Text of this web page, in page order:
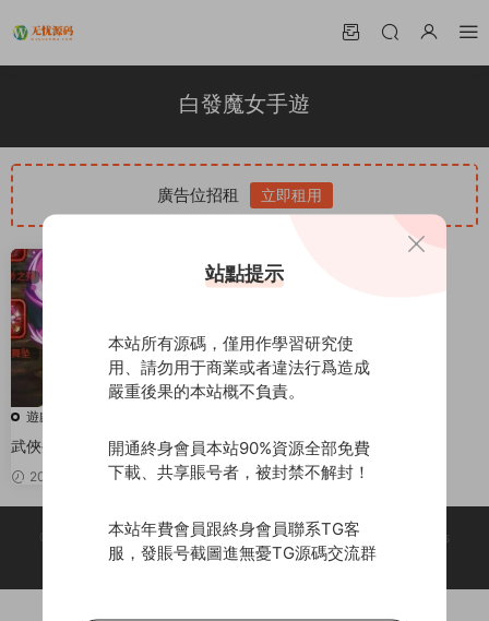
白發魔女手遊
廣告位招租 立即租用
遊戲源碼
武俠手遊【白發魔女傳奇】2020
總結版一鍵即玩服務端+GM後台
+外網教程
2020-03-28 50
© 2018-2026 Theme by - 無憂源碼 & Wuyuanma.Com Theme. All rights
reserved
站點提示
本站所有源碼，僅用作學習研究使
用、請勿用于商業或者違法行爲造成
嚴重後果的本站概不負責。
開通終身會員本站90%資源全部免費
下載、共享賬号者，被封禁不解封！
本站年費會員跟終身會員聯系TG客
服，發賬号截圖進無憂TG源碼交流群